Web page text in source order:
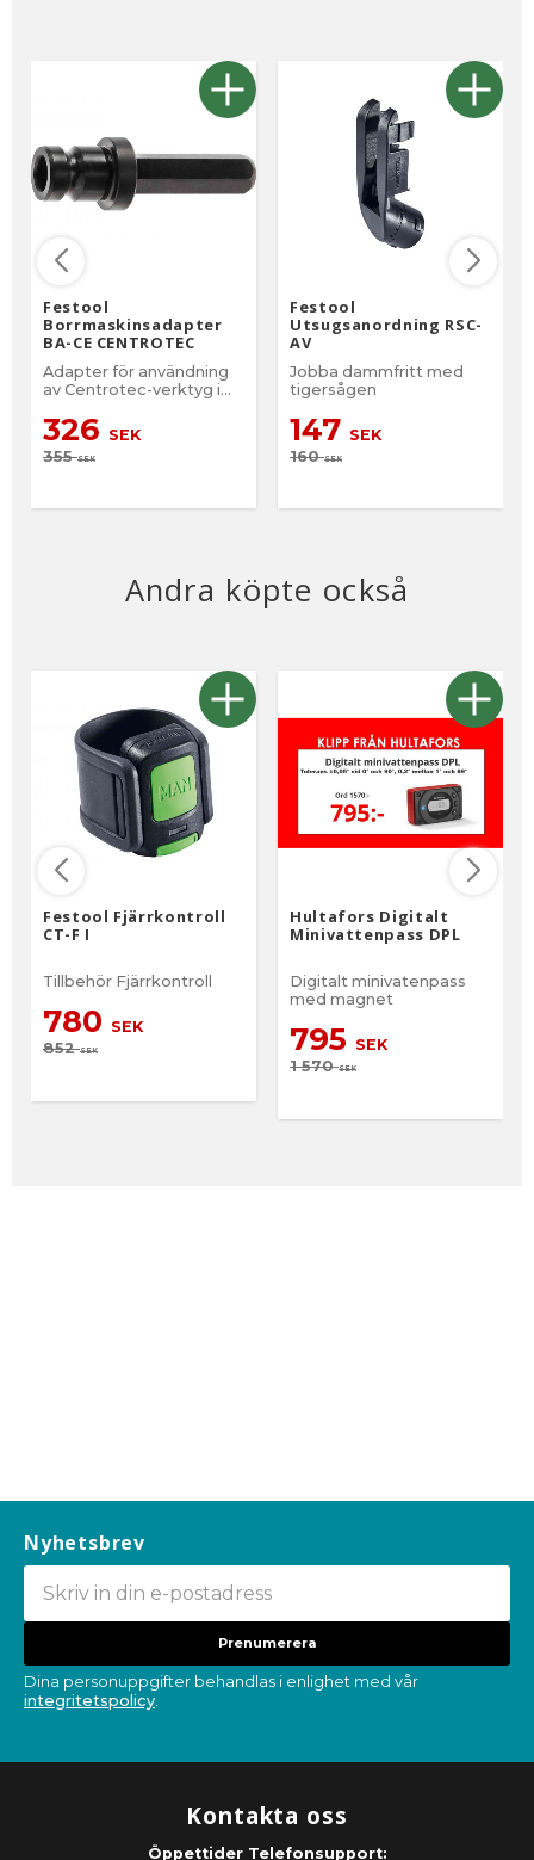
Festool
Borrmaskinsadapter
BA-CE CENTROTEC
Adapter för användning
av Centrotec-verktyg i
standardskruvdragare
326 SEK
355SEK
Festool
Utsugsanordning RSC-
AV
Jobba dammfritt med
tigersågen
147 SEK
160SEK
Andra köpte också
Festool Fjärrkontroll
CT-F I
Tillbehör Fjärrkontroll
780 SEK
852SEK
Hultafors Digitalt
Minivattenpass DPL
Digitalt minivatenpass
med magnet
795 SEK
1 570SEK
Nyhetsbrev
Prenumerera
Dina personuppgifter behandlas i enlighet med vår
integritetspolicy.
Kontakta oss
Öppettider Telefonsupport: